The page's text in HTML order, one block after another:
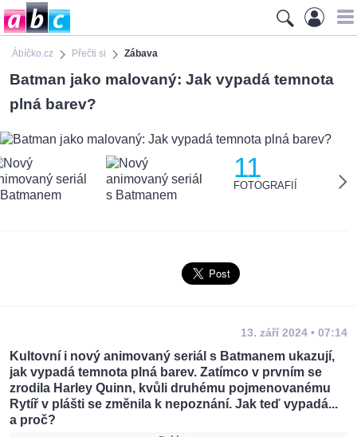
Ábíčko.cz Přečti si Zábava
Batman jako malovaný: Jak vypadá temnota
plná barev?
11
FOTOGRAFIÍ
13. září 2024 • 07:14
Kultovní i nový animovaný seriál s Batmanem ukazují,
jak vypadá temnota plná barev. Zatímco v prvním se
zrodila Harley Quinn, kvůli druhému pojmenovanému
Rytíř v plášti se změnila k nepoznání. Jak teď vypadá...
a proč?